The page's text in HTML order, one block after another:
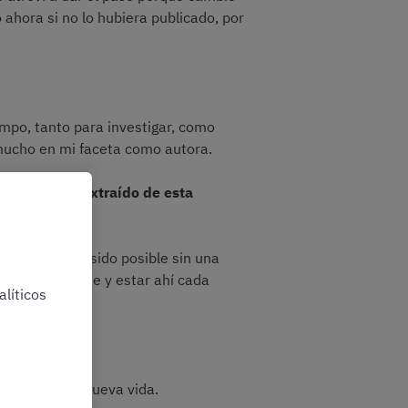
si no lo hubiera publicado, por
tanto para investigar, como
en mi faceta como autora.
has extraído de esta
no hubiera sido posible sin una
ser constante y estar ahí cada
de una nueva vida.